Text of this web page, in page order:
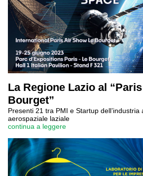
La Regione Lazio al
Bourget”
Presenti 21 tra PMI e Startup dell’industria
aerospaziale laziale
continua a leggere